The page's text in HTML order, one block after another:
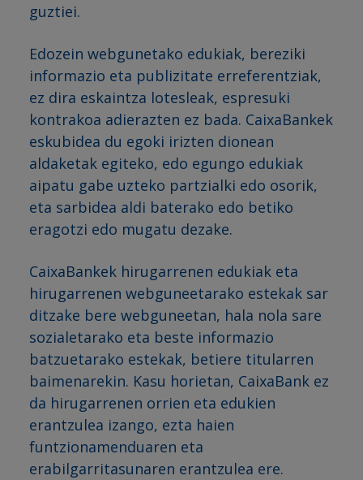
guztiei.
Edozein webgunetako edukiak, bereziki
informazio eta publizitate erreferentziak,
ez dira eskaintza lotesleak, espresuki
kontrakoa adierazten ez bada. CaixaBankek
eskubidea du egoki irizten dionean
aldaketak egiteko, edo egungo edukiak
aipatu gabe uzteko partzialki edo osorik,
eta sarbidea aldi baterako edo betiko
eragotzi edo mugatu dezake.
CaixaBankek hirugarrenen edukiak eta
hirugarrenen webguneetarako estekak sar
ditzake bere webguneetan, hala nola sare
sozialetarako eta beste informazio
batzuetarako estekak, betiere titularren
baimenarekin. Kasu horietan, CaixaBank ez
da hirugarrenen orrien eta edukien
erantzulea izango, ezta haien
funtzionamenduaren eta
erabilgarritasunaren erantzulea ere.